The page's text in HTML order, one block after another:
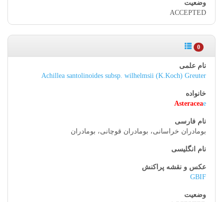
ACCEPTED
0
Achillea santolinoides subsp. wilhelmsii (K.Koch) Greuter
Asteraceae
بومادران خراسانی، بومادران قوچانی، بومادران
GBIF